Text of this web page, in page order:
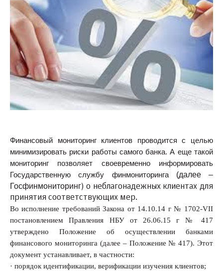
Финансовый мониторинг клиентов проводится с целью
минимизировать риски работы самого банка. А еще такой
мониторинг позволяет своевременно информировать
Государственную службу финмониторинга(далее –
Госфинмониторинг) о неблагонадежных клиентах для
принятия соответствующих мер.
Во исполнение требований Закона от 14.10.14 г № 1702-VII
постановлением Правления НБУ от 26.06.15 г № 417
утверждено Положение об осуществлении банками
финансового мониторинга (далее – Положение № 417). Этот
документ устанавливает, в частности:
· порядок идентификации, верификации изучения клиентов;